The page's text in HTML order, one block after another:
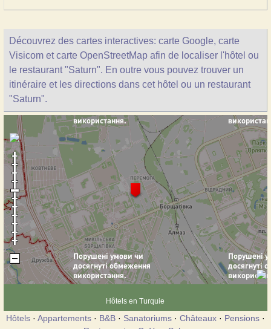
Découvrez des cartes interactives: carte Google, carte
Visicom et carte OpenStreetMap afin de localiser l'hôtel ou
le restaurant "Saturn". En outre vous pouvez trouver un
itinéraire et les directions dans cet hôtel ou un restaurant
"Saturn".
Hôtels en Turquie
Hôtels · Appartements · B&B · Sanatoriums · Châteaux · Pensions ·